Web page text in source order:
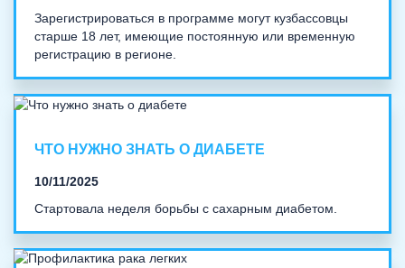
Зарегистрироваться в программе могут кузбассовцы
старше 18 лет, имеющие постоянную или временную
регистрацию в регионе.
ЧТО НУЖНО ЗНАТЬ О ДИАБЕТЕ
10/11/2025
Стартовала неделя борьбы с сахарным диабетом.